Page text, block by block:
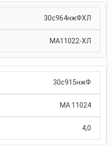
30с964нжФХЛ
МА11022-ХЛ
30с915нжФ
МА 11024
4,0